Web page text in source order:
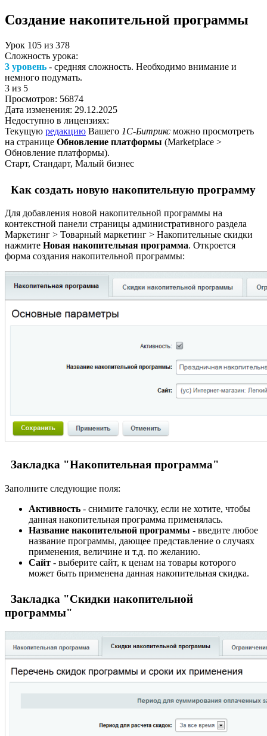
Создание накопительной программы
Урок 105 из 378
Сложность урока:
3 уровень - средняя сложность. Необходимо внимание и
немного подумать.
3 из 5
Просмотров: 56874
Дата изменения: 29.12.2025
Недоступно в лицензиях:
Текущую редакцию Вашего 1С-Битрикс можно просмотреть
на странице Обновление платформы (Marketplace >
Обновление платформы).
Старт, Стандарт, Малый бизнес
Как создать новую накопительную программу
Для добавления новой накопительной программы на
контекстной панели страницы административного раздела
Маркетинг > Товарный маркетинг > Накопительные скидки
нажмите Новая накопительная программа. Откроется
форма создания накопительной программы:
Закладка "Накопительная программа"
Заполните следующие поля:
Активность - снимите галочку, если не хотите, чтобы
данная накопительная программа применялась.
Название накопительной программы - введите любое
название программы, дающее представление о случаях
применения, величине и т.д. по желанию.
Сайт - выберите сайт, к ценам на товары которого
может быть применена данная накопительная скидка.
Закладка "Скидки накопительной
программы"